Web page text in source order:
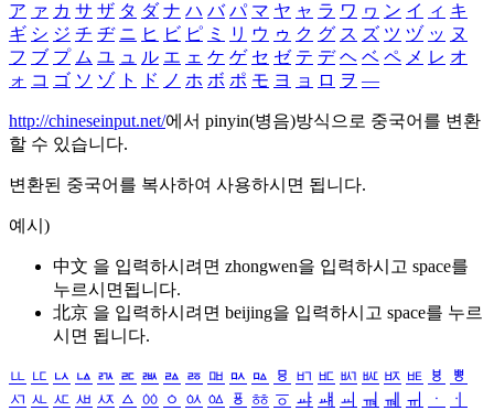
ア ァ カ サ ザ タ ダ ナ ハ バ パ マ ヤ ャ ラ ワ ヮ ン イ ィ キ
ギ シ ジ チ ヂ ニ ヒ ビ ピ ミ リ ウ ゥ ク グ ス ズ ツ ヅ ッ ヌ
フ ブ プ ム ユ ュ ル エ ェ ケ ゲ セ ゼ テ デ ヘ ベ ペ メ レ オ
ォ コ ゴ ソ ゾ ト ド ノ ホ ボ ポ モ ヨ ョ ロ ヲ ―
http://chineseinput.net/에서 pinyin(병음)방식으로 중국어를 변환
할 수 있습니다.
변환된 중국어를 복사하여 사용하시면 됩니다.
예시)
中文 을 입력하시려면 zhongwen을 입력하시고 space를
누르시면됩니다.
北京 을 입력하시려면 beijing을 입력하시고 space를 누르
시면 됩니다.
ㅥ ㅦ ㅧ ㅨ ㅩ ㅪ ㅫ ㅬ ㅭ ㅮ ㅯ ㅰ ㅱ ㅲ ㅳ ㅴ ㅵ ㅶ ㅷ ㅸ
ㅹ
ㅺ ㅻ ㅼ ㅽ ㅾ ㅿ ㆀ ㆁ ㆂ ㆃ ㆄ ㆅ ㆆ ㆇ ㆈ ㆉ ㆊ ㆋ ㆌ ㆍ
ㆎ